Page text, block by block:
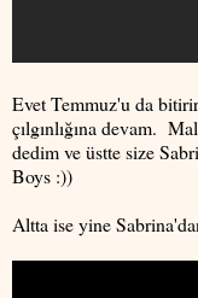
Evet Temmuz'u da
çılgınlığına devam.
dedim ve üstte size
Boys :))
Altta ise yine